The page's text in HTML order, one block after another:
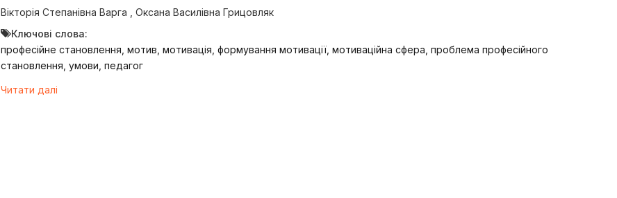
Вікторія Степанівна Варга
Оксана Василівна Грицовляк
Ключові слова:
професійне становлення, мотив, мотивація, формування мотивації, мотиваційна сфера, проблема професійного
становлення, умови, педагог
Читати далі